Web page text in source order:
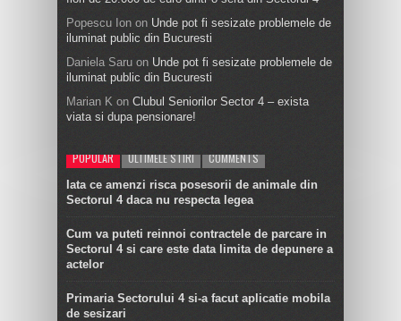
Popescu Ion on Unde pot fi sesizate problemele de
iluminat public din Bucuresti
Daniela Saru on Unde pot fi sesizate problemele de
iluminat public din Bucuresti
Marian K on Clubul Seniorilor Sector 4 – exista
viata si dupa pensionare!
POPULAR ULTIMELE STIRI COMMENTS
Iata ce amenzi risca posesorii de animale din
Sectorul 4 daca nu respecta legea
Cum va puteti reinnoi contractele de parcare in
Sectorul 4 si care este data limita de depunere a
actelor
Primaria Sectorului 4 si-a facut aplicatie mobila
de sesizari